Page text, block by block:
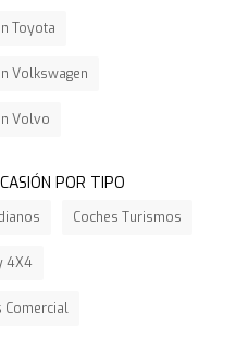
Toyota
Volkswagen
Volvo
POR TIPO
Coches Turismos
4X4
Comercial